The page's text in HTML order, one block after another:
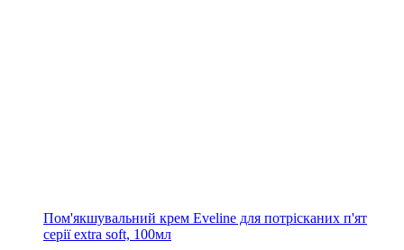
Пом'якшувальний крем Eveline для потрісканих п'ят
серії extra soft, 100мл